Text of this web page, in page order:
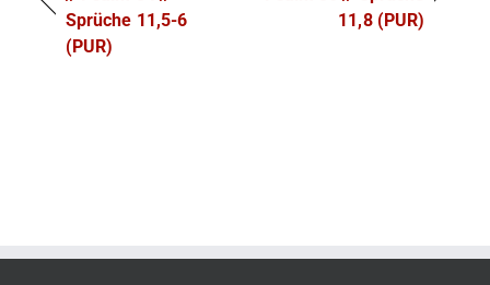
Sprüche 11,5-6
(PUR)
11,8 (PUR)